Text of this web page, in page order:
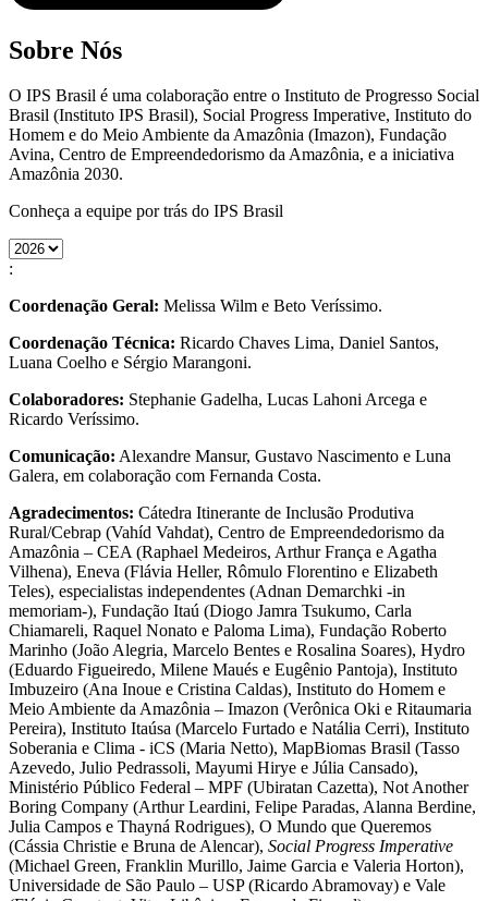
Sobre Nós
O IPS Brasil é uma colaboração entre o Instituto de Progresso Social
Brasil (Instituto IPS Brasil), Social Progress Imperative, Instituto do
Homem e do Meio Ambiente da Amazônia (Imazon), Fundação
Avina, Centro de Empreendedorismo da Amazônia, e a iniciativa
Amazônia 2030.
Conheça a equipe por trás do IPS Brasil
:
Coordenação Geral: Melissa Wilm e Beto Veríssimo.
Coordenação Técnica: Ricardo Chaves Lima, Daniel Santos,
Luana Coelho e Sérgio Marangoni.
Colaboradores: Stephanie Gadelha, Lucas Lahoni Arcega e
Ricardo Veríssimo.
Comunicação: Alexandre Mansur, Gustavo Nascimento e Luna
Galera, em colaboração com Fernanda Costa.
Agradecimentos: Cátedra Itinerante de Inclusão Produtiva
Rural/Cebrap (Vahíd Vahdat), Centro de Empreendedorismo da
Amazônia – CEA (Raphael Medeiros, Arthur França e Agatha
Vilhena), Eneva (Flávia Heller, Rômulo Florentino e Elizabeth
Teles), especialistas independentes (Adnan Demarchki -in
memoriam-), Fundação Itaú (Diogo Jamra Tsukumo, Carla
Chiamareli, Raquel Nonato e Paloma Lima), Fundação Roberto
Marinho (João Alegria, Marcelo Bentes e Rosalina Soares), Hydro
(Eduardo Figueiredo, Milene Maués e Eugênio Pantoja), Instituto
Imbuzeiro (Ana Inoue e Cristina Caldas), Instituto do Homem e
Meio Ambiente da Amazônia – Imazon (Verônica Oki e Ritaumaria
Pereira), Instituto Itaúsa (Marcelo Furtado e Natália Cerri), Instituto
Soberania e Clima - iCS (Maria Netto), MapBiomas Brasil (Tasso
Azevedo, Julio Pedrassoli, Mayumi Hirye e Júlia Cansado),
Ministério Público Federal – MPF (Ubiratan Cazetta), Not Another
Boring Company (Arthur Leardini, Felipe Paradas, Alanna Berdine,
Julia Campos e Thayná Rodrigues), O Mundo que Queremos
(Cássia Christie e Bruna de Alencar), Social Progress Imperative
(Michael Green, Franklin Murillo, Jaime Garcia e Valeria Horton),
Universidade de São Paulo – USP (Ricardo Abramovay) e Vale